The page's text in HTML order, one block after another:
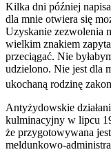
Kilka dni później
dla mnie otwiera się
Uzyskanie zezwolenia
wielkim znakiem
przeciągać. Nie
udzielono. Nie jest dla
ukochaną rodzinę
Antyżydowskie
kulminacyjny w lipcu
że przygotowywana
meldunkowo-